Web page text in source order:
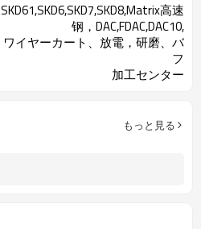
SKD61,SKD6,SKD7,SKD8,Matrix高速
钢，DAC,FDAC,DAC10,
ワイヤーカート、放電，研磨、バ
フ
加工センター
もっと見る